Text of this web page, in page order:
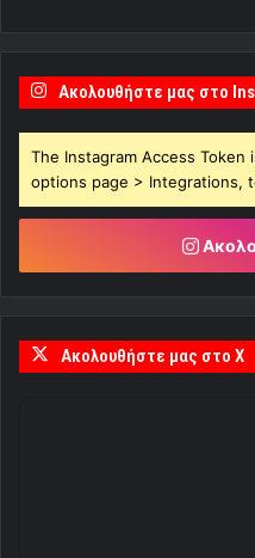
Ακολουθήστε μας στο
The Instagram Access
options page > Integrations,
Ακολουθήστε μας στο X